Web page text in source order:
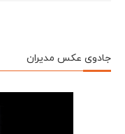
جادوی عکس مدیران